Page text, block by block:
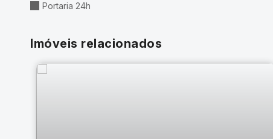
Portaria 24h
Imóveis relacionados